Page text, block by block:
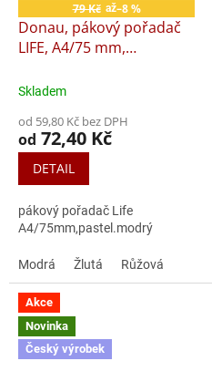
79 Kč až–8 %
Donau, pákový pořadač
LIFE, A4/75 mm,
Skladem
od 59,80 Kč bez DPH
od 72,40 Kč
DETAIL
pákový pořadač Life
A4/75mm,pastel.modrý
Modrá Žlutá Růžová
Akce
Novinka
Český výrobek